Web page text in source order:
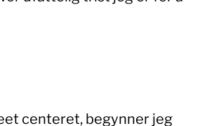
centeret, begynner jeg